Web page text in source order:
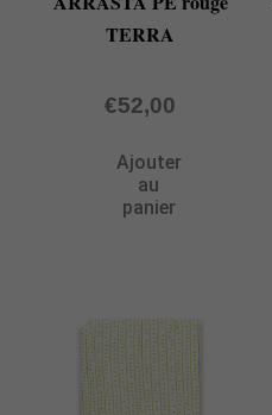
TERRA
€52,00
Ajouter
au
panier